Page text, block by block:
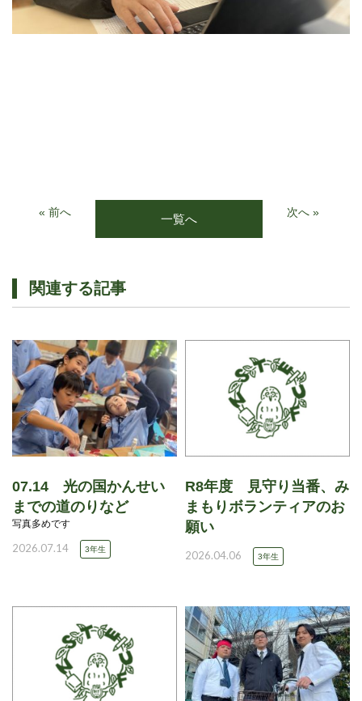
« 前へ 一覧へ 次へ »
関連する記事
07.14 光の国かんせい
までの道のりなど
写真多めです
2026.07.14 3年生
R8年度 見守り当番、み
まもりボランティアのお
願い
2026.04.06 3年生